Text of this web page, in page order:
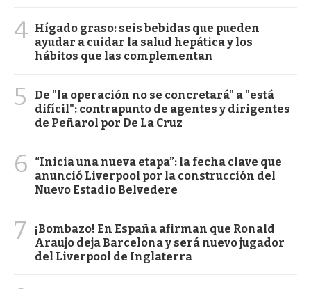
4 Hígado graso: seis bebidas que pueden
ayudar a cuidar la salud hepática y los
hábitos que las complementan
5
De "la operación no se concretará" a "está
difícil": contrapunto de agentes y dirigentes
de Peñarol por De La Cruz
6
“Inicia una nueva etapa”: la fecha clave que
anunció Liverpool por la construcción del
Nuevo Estadio Belvedere
7
¡Bombazo! En España afirman que Ronald
Araujo deja Barcelona y será nuevo jugador
del Liverpool de Inglaterra